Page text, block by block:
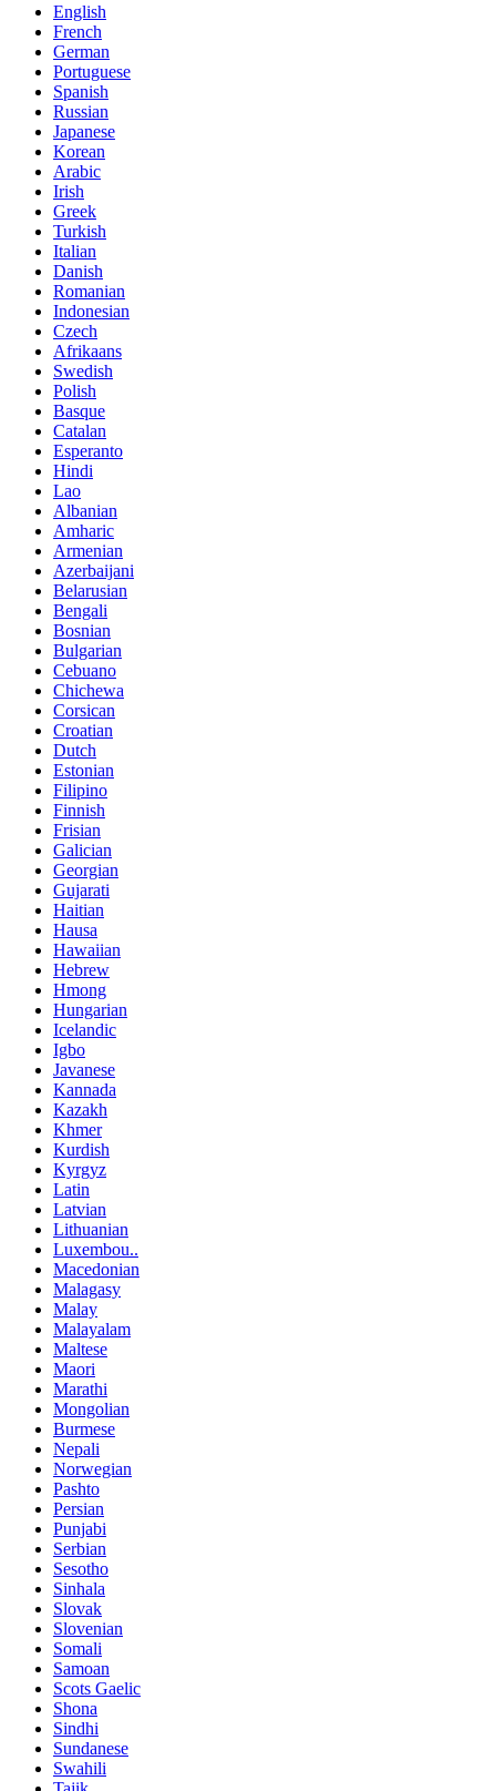
English
French
German
Portuguese
Spanish
Russian
Japanese
Korean
Arabic
Irish
Greek
Turkish
Italian
Danish
Romanian
Indonesian
Czech
Afrikaans
Swedish
Polish
Basque
Catalan
Esperanto
Hindi
Lao
Albanian
Amharic
Armenian
Azerbaijani
Belarusian
Bengali
Bosnian
Bulgarian
Cebuano
Chichewa
Corsican
Croatian
Dutch
Estonian
Filipino
Finnish
Frisian
Galician
Georgian
Gujarati
Haitian
Hausa
Hawaiian
Hebrew
Hmong
Hungarian
Icelandic
Igbo
Javanese
Kannada
Kazakh
Khmer
Kurdish
Kyrgyz
Latin
Latvian
Lithuanian
Luxembou..
Macedonian
Malagasy
Malay
Malayalam
Maltese
Maori
Marathi
Mongolian
Burmese
Nepali
Norwegian
Pashto
Persian
Punjabi
Serbian
Sesotho
Sinhala
Slovak
Slovenian
Somali
Samoan
Scots Gaelic
Shona
Sindhi
Sundanese
Swahili